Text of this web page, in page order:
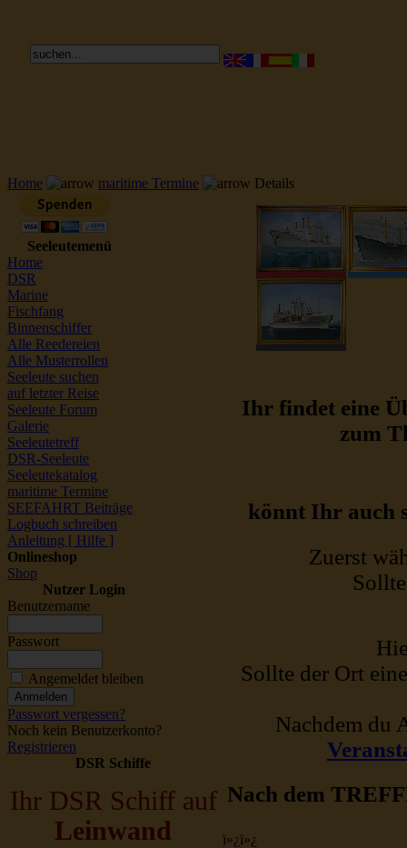
Home maritime Termine Details
Seeleutemenü
Home
DSR
Marine
Fischfang
Binnenschiffer
Alle Reedereien
Alle Musterrollen
Seeleute suchen
auf letzter Reise
Seeleute Forum
Galerie
Seeleutetreff
DSR-Seeleute
Seeleutekatalog
maritime Termine
SEEFAHRT Beiträge
Logbuch schreiben
Anleitung [ Hilfe ]
Onlineshop
Shop
Nutzer Login
Benutzername
Passwort
Angemeldet bleiben
Passwort vergessen?
Noch kein Benutzerkonto?
Registrieren
DSR Schiffe
Ihr DSR Schiff auf
Leinwand
Ihr findet eine
zum
könnt Ihr auch
Zuerst
Sollte der Ort
Nachdem du
Nach dem
ï»¿ï»¿